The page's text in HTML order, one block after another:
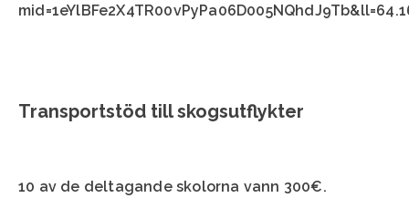
Transportstöd till skogsutflykter
10 av de deltagande skolorna vann 300€.